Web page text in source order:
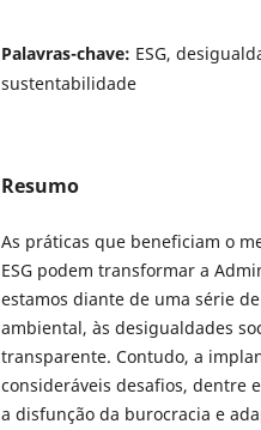
Palavras-chave: ESG,
sustentabilidade
Resumo
As práticas que beneficiam o
ESG podem transformar a
estamos diante de uma série
ambiental, às desigualdades
transparente. Contudo, a
consideráveis desafios, dentre
a disfunção da burocracia e